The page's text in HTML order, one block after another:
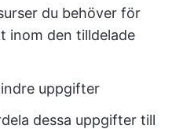
du behöver för
inom den tilldelade
uppgifter
dessa uppgifter till